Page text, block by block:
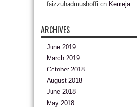
faizzuhadmushoffi on Kemeja
ARCHIVES
June 2019
March 2019
October 2018
August 2018
June 2018
May 2018